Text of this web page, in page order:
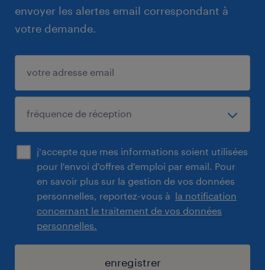
envoyer les alertes email correspondant à
votre demande.
j'accepte que mes informations soient utilisées
pour l'envoi d'offres d'emploi par email. Pour
en savoir plus sur la gestion de vos données
personnelles, reportez-vous à la notification
concernant le traitement de vos données
personnelles.
enregistrer